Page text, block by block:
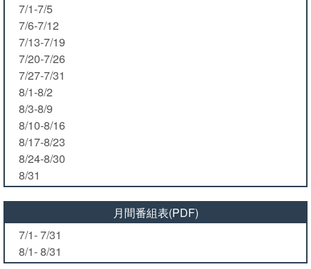
7/1-7/5
7/6-7/12
7/13-7/19
7/20-7/26
7/27-7/31
8/1-8/2
8/3-8/9
8/10-8/16
8/17-8/23
8/24-8/30
8/31
月間番組表(PDF)
7/1- 7/31
8/1- 8/31